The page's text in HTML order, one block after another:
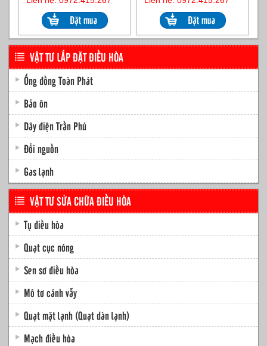
VẬT TƯ LẮP ĐẶT ĐIỀU HÒA
Ống đồng Toàn Phát
Bảo ôn
Dây điện Trần Phú
Đổi nguồn
Gas lạnh
VẬT TƯ SỬA CHỮA ĐIỀU HÒA
Tụ điều hòa
Quạt cục nóng
Sen sơ điều hòa
Mô tơ cánh vẫy
Quạt mặt lạnh (Quạt dàn lạnh)
Mạch điều hòa